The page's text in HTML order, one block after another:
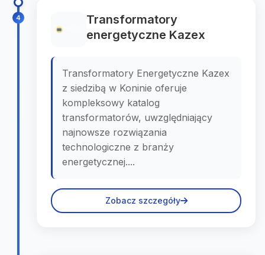
4
Transformatory
energetyczne Kazex
Transformatory Energetyczne Kazex
z siedzibą w Koninie oferuje
kompleksowy katalog
transformatorów, uwzględniający
najnowsze rozwiązania
technologiczne z branży
energetycznej....
Zobacz szczegóły